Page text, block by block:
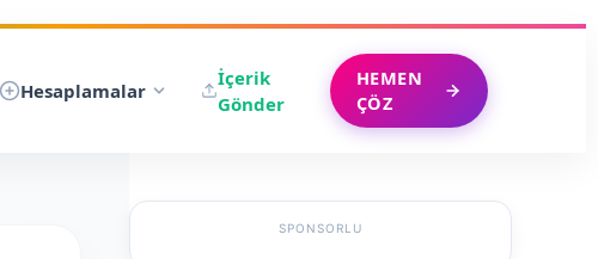
Hesaplamalar
İçerik
Gönder
HEMEN
ÇÖZ
SPONSORLU